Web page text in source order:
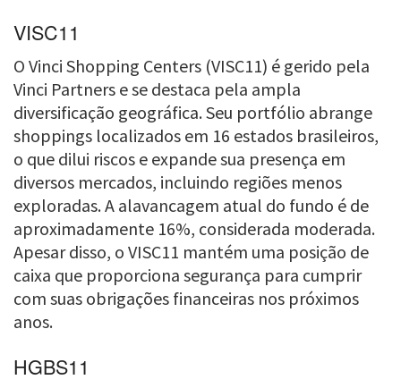
VISC11
O Vinci Shopping Centers (VISC11) é gerido pela
Vinci Partners e se destaca pela ampla
diversificação geográfica. Seu portfólio abrange
shoppings localizados em 16 estados brasileiros,
o que dilui riscos e expande sua presença em
diversos mercados, incluindo regiões menos
exploradas. A alavancagem atual do fundo é de
aproximadamente 16%, considerada moderada.
Apesar disso, o VISC11 mantém uma posição de
caixa que proporciona segurança para cumprir
com suas obrigações financeiras nos próximos
anos.
HGBS11